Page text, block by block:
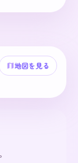
地図を見る